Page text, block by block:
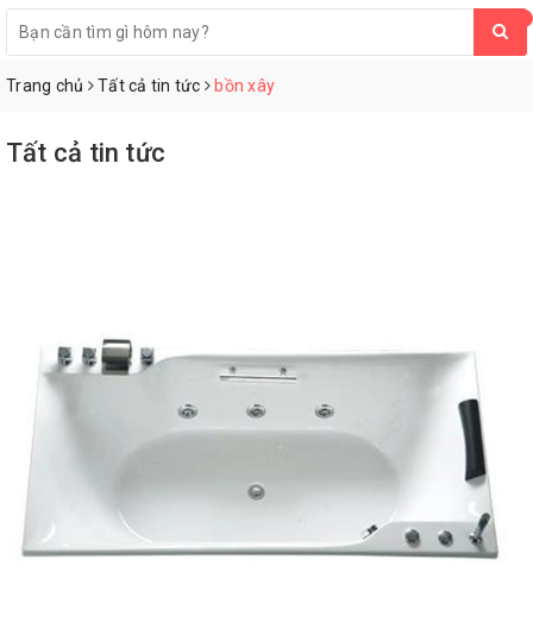
Trang chủ Tất cả tin tức bồn xây
Tất cả tin tức